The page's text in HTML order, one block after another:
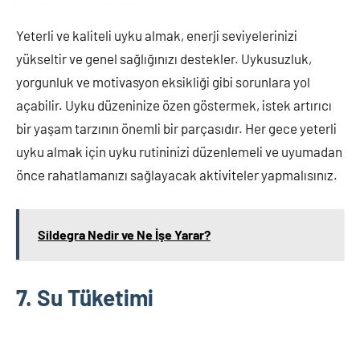
Yeterli ve kaliteli uyku almak, enerji seviyelerinizi
yükseltir ve genel sağlığınızı destekler. Uykusuzluk,
yorgunluk ve motivasyon eksikliği gibi sorunlara yol
açabilir. Uyku düzeninize özen göstermek, istek artırıcı
bir yaşam tarzının önemli bir parçasıdır. Her gece yeterli
uyku almak için uyku rutininizi düzenlemeli ve uyumadan
önce rahatlamanızı sağlayacak aktiviteler yapmalısınız.
Sildegra Nedir ve Ne İşe Yarar?
7. Su Tüketimi